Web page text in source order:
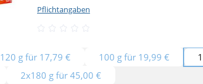
Pflichtangaben
120 g für 17,79 € 100 g für 19,99 €
2x180 g für 45,00 €